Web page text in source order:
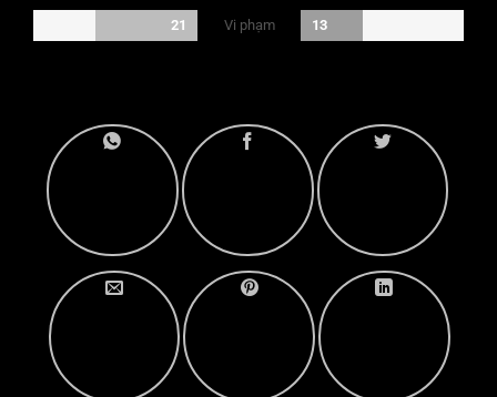
21 Vi phạm 13